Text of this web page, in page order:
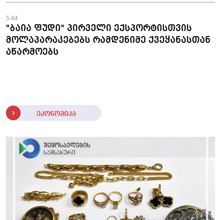
5:44
"ბაია ფუდი" პირველი ექსპორტისთვის
მოლაპარაკებებს რამდენიმე ქვეყანასთან
აწარმოებს
ეკონომიკა